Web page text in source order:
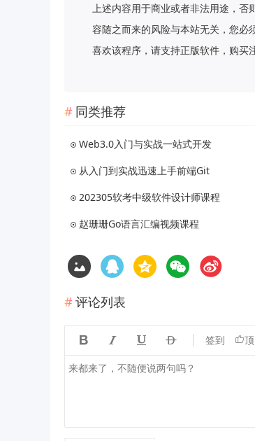
上述内容用于商业或者非法用途，
容随之而来的风险与本站无关，您必
喜欢该程序，请支持正版软件，购
同类推荐
Web3.0入门与实战一站式开发
从入门到实战迅速上手前端Git
202305软考中级软件设计师课程
赵珊珊Go语言汇编视频课程
评论列表
    签到 顶